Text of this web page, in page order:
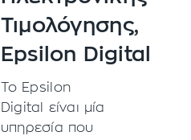
Τιμολόγησης,
Epsilon Digital
Το Epsilon
Digital είναι μία
υπηρεσία που